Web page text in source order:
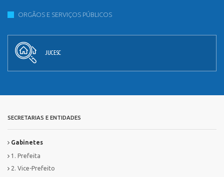
ORGÃOS E SERVIÇOS PÚBLICOS
JUCESC
SECRETARIAS E ENTIDADES
Gabinetes
1. Prefeita
2. Vice-Prefeito